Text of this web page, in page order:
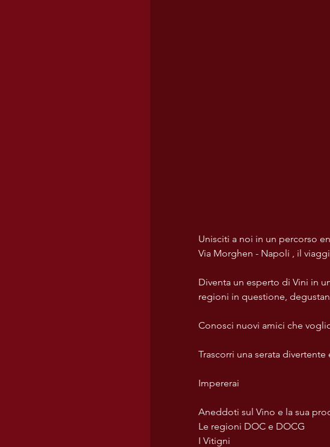
Unisciti a noi in un percorso
Via Morghen - Napoli , il
Diventa un esperto di Vini in
regioni in questione,
Conosci nuovi amici che
Trascorri una serata divertente
Impererai
Aneddoti sul Vino e la sua
Le regioni DOC e DOCG
I Vitigni